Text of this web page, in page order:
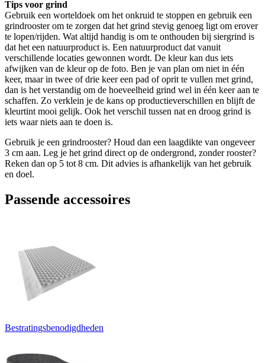
Tips voor grind
Gebruik een worteldoek om het onkruid te stoppen en gebruik een
grindrooster om te zorgen dat het grind stevig genoeg ligt om erover
te lopen/rijden. Wat altijd handig is om te onthouden bij siergrind is
dat het een natuurproduct is. Een natuurproduct dat vanuit
verschillende locaties gewonnen wordt. De kleur kan dus iets
afwijken van de kleur op de foto. Ben je van plan om niet in één
keer, maar in twee of drie keer een pad of oprit te vullen met grind,
dan is het verstandig om de hoeveelheid grind wel in één keer aan te
schaffen. Zo verklein je de kans op productieverschillen en blijft de
kleurtint mooi gelijk. Ook het verschil tussen nat en droog grind is
iets waar niets aan te doen is.
Gebruik je een grindrooster? Houd dan een laagdikte van ongeveer
3 cm aan. Leg je het grind direct op de ondergrond, zonder rooster?
Reken dan op 5 tot 8 cm. Dit advies is afhankelijk van het gebruik
en doel.
Passende accessoires
Bestratingsbenodigdheden